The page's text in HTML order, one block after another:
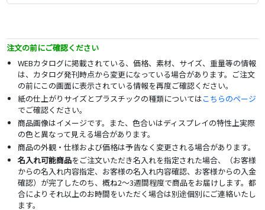
注文の前にご確認ください
WEBカタログに掲載されている、価格、素材、サイズ、重量等の情報
は、カタログ発刊時点から変更になっている場合があります。ご注文
の前にこの画面に表示されている情報を再度ご確認ください。
紙の仕上がりサイズとプラスチックの種類についてはこちらのページ
でご確認ください。
商品画像はイメージです。また、色合いはディスプレイの特性上実際
の色と異なって見える場合があります。
商品の外観・仕様および価格は予告なく変更される場合があります。
名入れ可能商品をご注文いただき名入れを指定された場合、（お客様
からの名入れ内容指定、お客様の名入れ内容確認、お客様からの入金
確認）が完了したのち、概ね2～3週間程度で商品をお届けします。都
合によりそれ以上のお時間をいただく場合は別途個別にご連絡いたし
ます。